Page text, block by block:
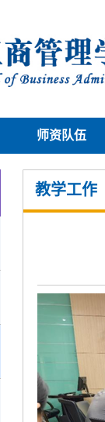
师资队伍
教学工作